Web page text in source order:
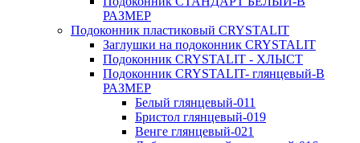
РАЗМЕР
Подоконник пластиковый CRYSTALIT
Заглушки на подоконник CRYSTALIT
Подоконник CRYSTALIT - ХЛЫСТ
Подоконник CRYSTALIT- глянцевый-В
РАЗМЕР
Белый глянцевый-011
Бристол глянцевый-019
Венге глянцевый-021